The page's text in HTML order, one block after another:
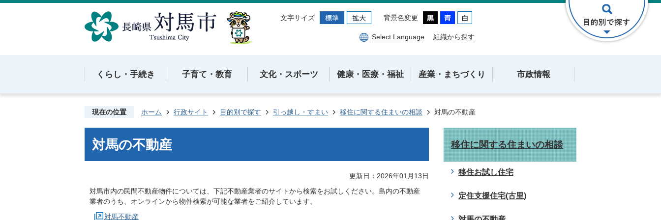
文字サイズ 背景色変更
Select Language 組織から探す
くらし・手続き 子育て・教育 文化・スポーツ 健康・医療・福祉 産業・まちづくり 市政情報
現在の位置 ホーム 行政サイト 目的別で探す 引っ越し・すまい 移住に関する住まいの相談 対馬の不動産
対馬の不動産
更新日：2026年01月13日
対馬市内の民間不動産物件については、下記不動産業者のサイトから検索をお試しください。島内の不動産
業者のうち、オンラインから物件検索が可能な業者をご紹介しています。
対馬不動産
移住に関する住まいの相談
移住お試し住宅
定住支援住宅(古里)